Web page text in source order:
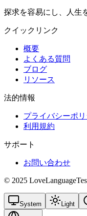
探求を容易にし、人生
クイックリンク
概要
よくある質問
ブログ
リソース
法的情報
プライバシーポ
利用規約
サポート
お問い合わせ
© 2025
System Light